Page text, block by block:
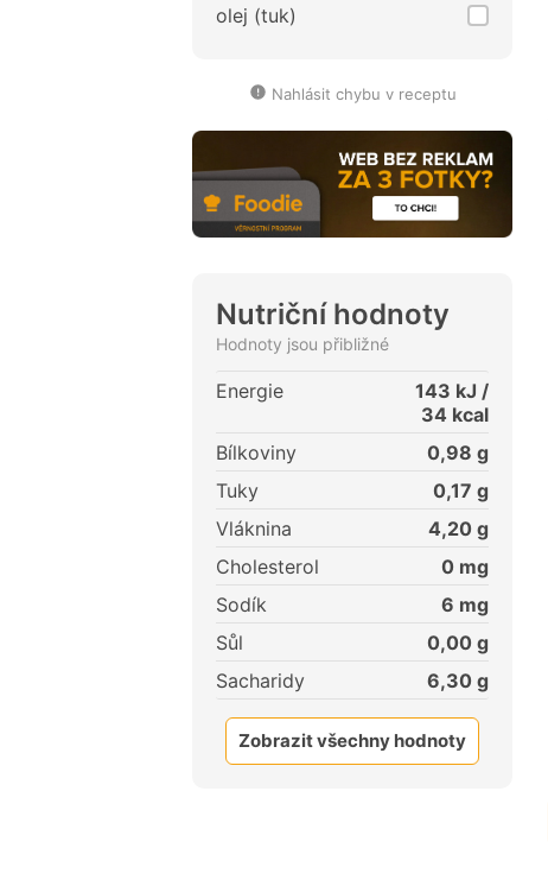
olej (tuk)
Nahlásit chybu v receptu
Nutriční hodnoty
Hodnoty jsou přibližné
Energie 143 kJ /
34 kcal
Bílkoviny
0,98 g
Tuky
0,17 g
Vláknina
4,20 g
Cholesterol
0 mg
Sodík
6 mg
Sůl
0,00 g
Sacharidy
6,30 g
Zobrazit všechny hodnoty